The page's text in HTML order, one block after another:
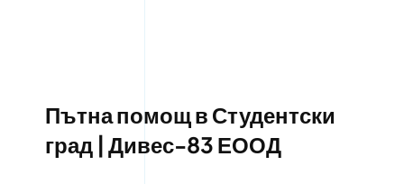
Пътна помощ в Студентски
град | Дивес-83 ЕООД